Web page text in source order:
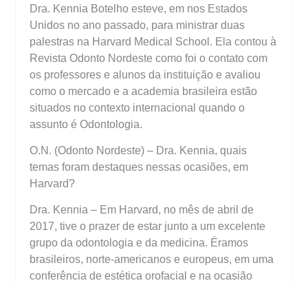
Dra. Kennia Botelho esteve, em nos Estados
Unidos no ano passado, para ministrar duas
palestras na Harvard Medical School. Ela contou à
Revista Odonto Nordeste como foi o contato com
os professores e alunos da instituição e avaliou
como o mercado e a academia brasileira estão
situados no contexto internacional quando o
assunto é Odontologia.
O.N. (Odonto Nordeste) – Dra. Kennia, quais
temas foram destaques nessas ocasiões, em
Harvard?
Dra. Kennia – Em Harvard, no mês de abril de
2017, tive o prazer de estar junto a um excelente
grupo da odontologia e da medicina. Éramos
brasileiros, norte-americanos e europeus, em uma
conferência de estética orofacial e na ocasião